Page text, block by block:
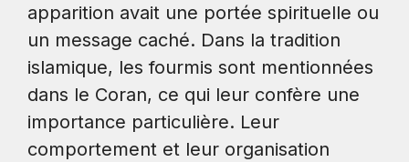
apparition avait une portée spirituelle ou
un message caché. Dans la tradition
islamique, les fourmis sont mentionnées
dans le Coran, ce qui leur confère une
importance particulière. Leur
comportement et leur organisation